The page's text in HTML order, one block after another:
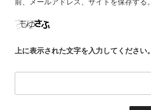
上に表示された文字を入力してください。